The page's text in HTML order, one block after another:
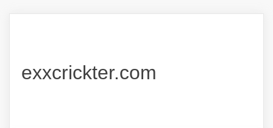
exxcrickter.com